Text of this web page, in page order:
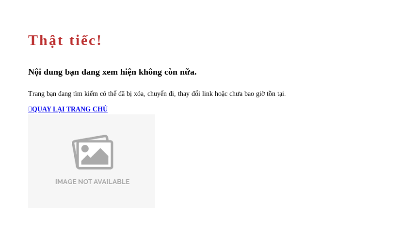
Thật tiếc!
Nội dung bạn đang xem hiện không còn nữa.
Trang bạn đang tìm kiếm có thể đã bị xóa, chuyển đi, thay đổi link hoặc chưa bao giờ tồn tại.
QUAY LẠI TRANG CHỦ